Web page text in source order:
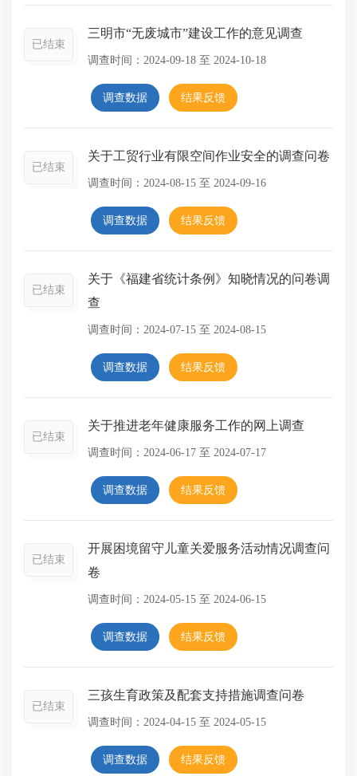
已结束
三明市“无废城市”建设工作的意见调查
调查时间： 2024-09-18 至 2024-10-18
调查数据 结果反馈
已结束
关于工贸行业有限空间作业安全的调查问卷
调查时间： 2024-08-15 至 2024-09-16
调查数据 结果反馈
已结束
关于《福建省统计条例》知晓情况的问卷调
查
调查时间： 2024-07-15 至 2024-08-15
调查数据 结果反馈
已结束
关于推进老年健康服务工作的网上调查
调查时间： 2024-06-17 至 2024-07-17
调查数据 结果反馈
已结束
开展困境留守儿童关爱服务活动情况调查问
卷
调查时间： 2024-05-15 至 2024-06-15
调查数据 结果反馈
已结束
三孩生育政策及配套支持措施调查问卷
调查时间： 2024-04-15 至 2024-05-15
调查数据 结果反馈